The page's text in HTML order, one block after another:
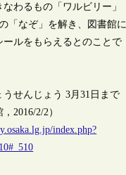
わるもの「ワルビリー」
「なぞ」を解き、図書館に
ールをもらえるとのことで
うせんじょう 3月31日まで
2016/2/2）
index.php?